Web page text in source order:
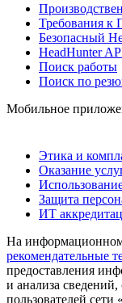
Требования к
Безопасный
HeadHunter
Поиск работы
Поиск по
Мобильное
Этика и
Оказание
Защита
ИТ
На информационном
рекомендательные
предоставления
и анализа
пользователей